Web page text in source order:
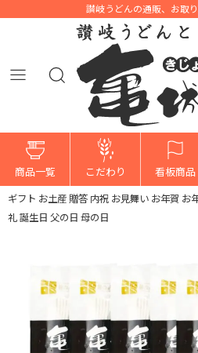
讃岐うどんの通販、お取
商品一覧 こだわり 看板商品
HOME> 自宅用> >
ょうゆ豆２袋セット（つゆ付き）【A-
ギフト お土産 贈答 内祝 お見舞い お年賀 お
礼 誕生日 父の日 母の日